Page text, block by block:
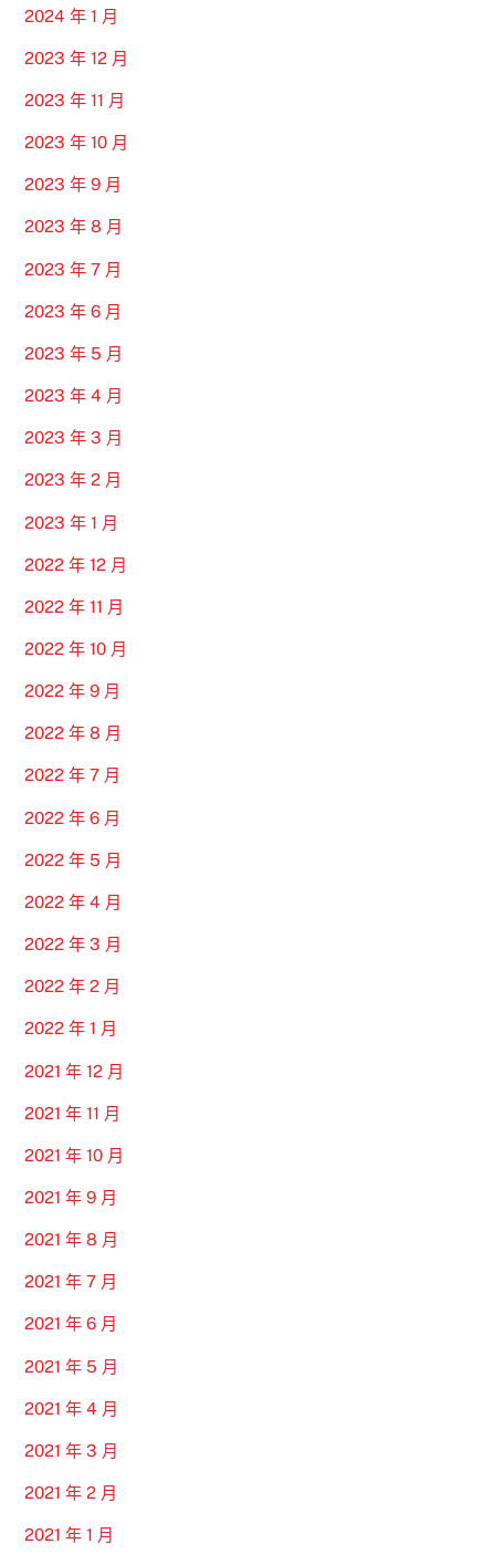
2024 年 1 月
2023 年 12 月
2023 年 11 月
2023 年 10 月
2023 年 9 月
2023 年 8 月
2023 年 7 月
2023 年 6 月
2023 年 5 月
2023 年 4 月
2023 年 3 月
2023 年 2 月
2023 年 1 月
2022 年 12 月
2022 年 11 月
2022 年 10 月
2022 年 9 月
2022 年 8 月
2022 年 7 月
2022 年 6 月
2022 年 5 月
2022 年 4 月
2022 年 3 月
2022 年 2 月
2022 年 1 月
2021 年 12 月
2021 年 11 月
2021 年 10 月
2021 年 9 月
2021 年 8 月
2021 年 7 月
2021 年 6 月
2021 年 5 月
2021 年 4 月
2021 年 3 月
2021 年 2 月
2021 年 1 月